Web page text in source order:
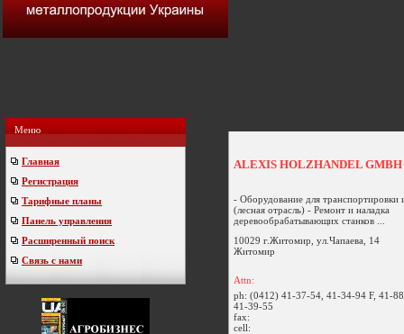
Меню
Главная
Регистрация
Тарифные планы
Панель управления
Расширенный поиск
Связь с нами
ALEXIS HOLZHANDEL GMBH
- Оборудование для транспортировки
(лесная отрасль) - Ремонт и наладка
деревообрабатывающих станков ...
10029 г.Житомир, ул.Чапаева, 14
Житомир
Attn:
ph: (0412) 41-37-54, 41-34-94 F, 41-
41-39-55
fax:
cell: